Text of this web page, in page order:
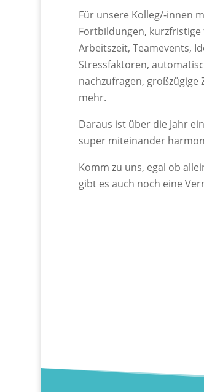
Für unsere Kolleg/-innen
Fortbildungen,
Arbeitszeit, Teamevents,
Stressfaktoren,
nachzufragen,
mehr.
Daraus ist über die Jahr
super miteinander
Komm zu uns, egal ob
gibt es auch noch eine